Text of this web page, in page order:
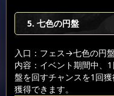
5. 七色の円盤
入口：フェス→七色の円盤
内容：イベント期間中、
盤を回すチャンスを1回
獲得できます。